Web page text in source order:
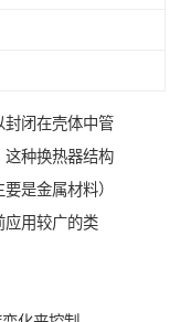
封闭在壳体中管
这种换热器结构
是金属材料）
应用较广的类